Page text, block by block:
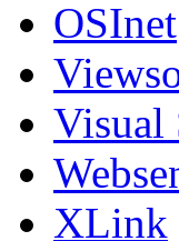
OSInet
Visual
XLink